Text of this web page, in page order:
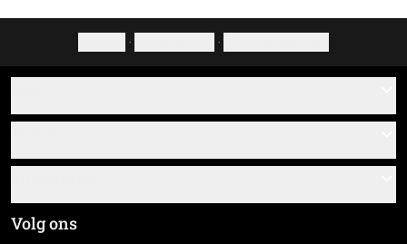
· ·
Over ons
Plak- en montagehandleidingen
Materiaaloverzicht
Algemene voorwaarden
Volg ons